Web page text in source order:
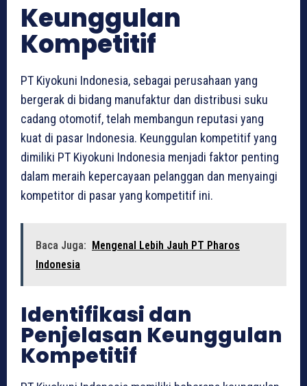
Keunggulan
Kompetitif
PT Kiyokuni Indonesia, sebagai perusahaan yang
bergerak di bidang manufaktur dan distribusi suku
cadang otomotif, telah membangun reputasi yang
kuat di pasar Indonesia. Keunggulan kompetitif yang
dimiliki PT Kiyokuni Indonesia menjadi faktor penting
dalam meraih kepercayaan pelanggan dan menyaingi
kompetitor di pasar yang kompetitif ini.
Baca Juga: Mengenal Lebih Jauh PT Pharos
Indonesia
Identifikasi dan
Penjelasan Keunggulan
Kompetitif